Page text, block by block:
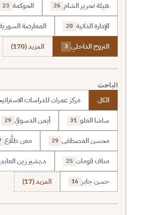
هيئة تحرير الشام 26 الحوكمة 23
الإدارة الذاتية 20 المعارضة
النزوح الداخلي 3 المزيد (170)
الباحث
الكل مركز عمران للدراسات
ساشا العلو 31 أيمن الدسوقي 29
محسن المصطفى 29 معن طلَّاع
مناف قومان 25 د.بشير زين
حسن جابر 16 المزيد (17)